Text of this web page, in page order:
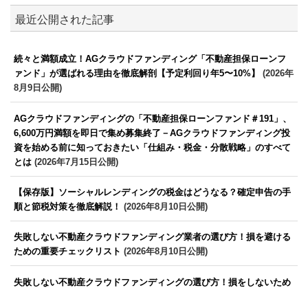
最近公開された記事
続々と満額成立！AGクラウドファンディング「不動産担保ローンフ
ァンド」が選ばれる理由を徹底解剖【予定利回り年5〜10%】
(2026年
8月9日公開)
AGクラウドファンディングの「不動産担保ローンファンド＃191」、
6,600万円満額を即日で集め募集終了－AGクラウドファンディング投
資を始める前に知っておきたい「仕組み・税金・分散戦略」のすべて
とは (2026年7月15日公開)
【保存版】ソーシャルレンディングの税金はどうなる？確定申告の手
順と節税対策を徹底解説！ (2026年8月10日公開)
失敗しない不動産クラウドファンディング業者の選び方！損を避ける
ための重要チェックリスト (2026年8月10日公開)
失敗しない不動産クラウドファンディングの選び方！損をしないため